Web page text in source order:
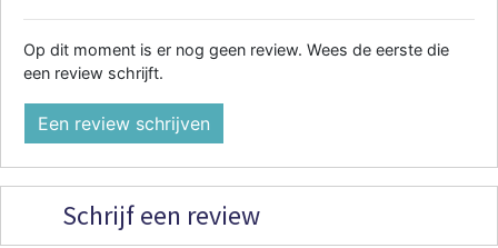
Op dit moment is er nog geen review. Wees de eerste die
een review schrijft.
Een review schrijven
Schrijf een review